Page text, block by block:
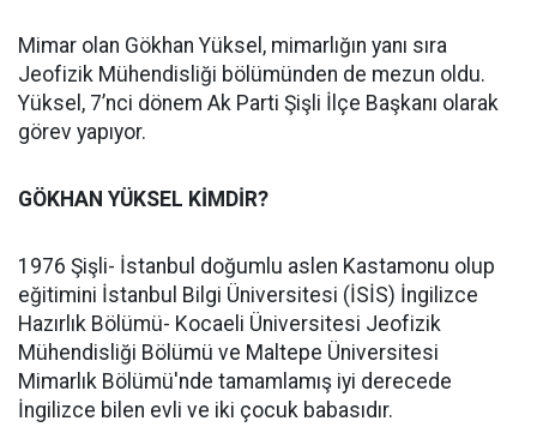
Mimar olan Gökhan Yüksel, mimarlığın yanı sıra
Jeofizik Mühendisliği bölümünden de mezun oldu.
Yüksel, 7’nci dönem Ak Parti Şişli İlçe Başkanı olarak
görev yapıyor.
GÖKHAN YÜKSEL KİMDİR?
1976 Şişli- İstanbul doğumlu aslen Kastamonu olup
eğitimini İstanbul Bilgi Üniversitesi (İSİS) İngilizce
Hazırlık Bölümü- Kocaeli Üniversitesi Jeofizik
Mühendisliği Bölümü ve Maltepe Üniversitesi
Mimarlık Bölümü'nde tamamlamış iyi derecede
İngilizce bilen evli ve iki çocuk babasıdır.